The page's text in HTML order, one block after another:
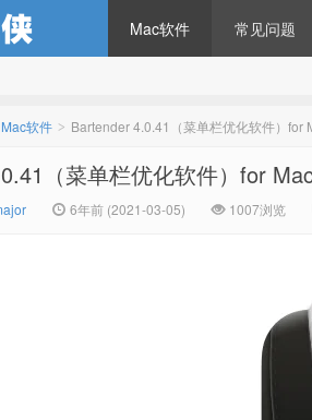
Mac软件 常见问题
Mac软件 > Bartender 4.0.41（菜单栏优化软件）for
（菜单栏优化软件）for
6年前 (2021-03-05) 1007浏览